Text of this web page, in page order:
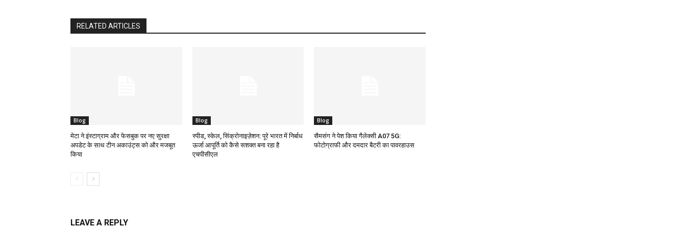
RELATED ARTICLES
Blog
मेटा ने इंस्टाग्राम और फेसबुक पर नए सुरक्षा
अपडेट के साथ टीन अकाउंट्स को और मजबूत
किया
Blog
स्पीड, स्केल, सिंक्रोनाइज़ेशन: पूरे भारत में निर्बाध
ऊर्जा आपूर्ति को कैसे सशक्त बना रहा है
एचपीसीएल
Blog
सैमसंग ने पेश किया गैलेक्सी A07 5G:
फोटोग्राफी और दमदार बैटरी का पावरहाउस
LEAVE A REPLY